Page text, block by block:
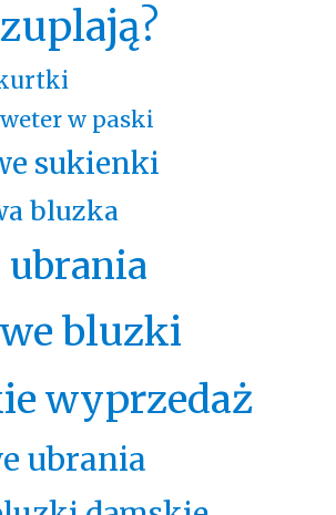
w paski
sukienki
bluzka
ubrania
bluzki
wyprzedaż
ubrania